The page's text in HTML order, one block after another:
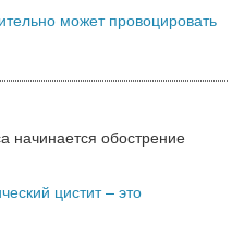
может провоцировать
начинается обострение
цистит – это